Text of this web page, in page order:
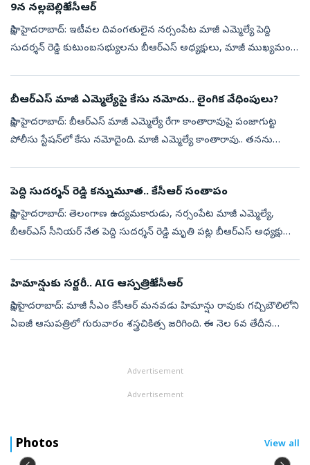
9న నల్లబెల్లికి కేసీఆర్‌
సాక్షి, హైదరాబాద్‌: ఇటీవల దివంగతులైన నర్సంపేట మాజీ ఎమ్మెల్యే పెద్ది
సుదర్శన్‌ రెడ్డి కుటుంబసభ్యులను బీఆర్‌ఎస్‌ అధ్యక్షులు, మాజీ ముఖ్యమంత్రి
బీఆర్‌ఎస్‌ మాజీ ఎమ్మెల్యేపై కేసు నమోదు.. లైంగిక వేధింపులు?
సాక్షి, హైదరాబాద్‌: బీఆర్‌ఎస్‌ మాజీ ఎమ్మెల్యే రేగా కాంతారావుపై పంజాగుట్ట
పోలీసు స్టేషన్‌లో కేసు నమోదైంది. మాజీ ఎమ్మెల్యే కాంతారావు.. తనను
పెద్ది సుదర్శన్ రెడ్డి కన్నుమూత.. కేసీఆర్ సంతాపం
సాక్షి, హైదరాబాద్‌: తెలంగాణ ఉద్యమకారుడు, నర్సంపేట మాజీ ఎమ్మెల్యే,
బీఆర్ఎస్ సీనియర్ నేత పెద్ది సుదర్శన్ రెడ్డి మృతి పట్ల బీఆర్ఎస్ అధ్యక్షుడు
హిమాన్షుకు సర్జరీ.. AIG ఆస్పత్రికి కేసీఆర్
సాక్షి,హైదరాబాద్: మాజీ సీఎం కేసీఆర్‌ మనవడు హిమాన్షు రావుకు గచ్చిబౌలిలోని
ఏఐజీ ఆసుపత్రిలో గురువారం శస్త్రచికిత్స జరిగింది. ఈ నెల 6వ తేదీన
Advertisement
Advertisement
Photos View all